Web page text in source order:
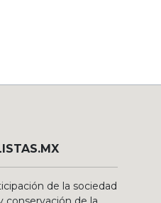
de la sociedad